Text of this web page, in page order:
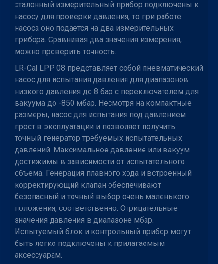
эталонный измерительный прибор подключены к
насосу для проверки давления, то при работе
насоса оно подается на два измерительных
прибора. Сравнивая два значения измерения,
можно проверить точность.
LR-Cal LPP 08 представляет собой пневматический
насос для испытания давления для диапазонов
низкого давления до 8 бар с переключателем для
вакуума до -850 мбар. Несмотря на компактные
размеры, насос для испытания под давлением
прост в эксплуатации и позволяет получить
точный генератор требуемых испытательных
давлений. Максимальное давление или вакуум
достижимы в зависимости от испытательного
объема. Генерация плавного хода и встроенный
корректирующий клапан обеспечивают
безопасный и точный выбор очень маленького
положения, соответственно. Отрицательные
значения давления в диапазоне мбар.
Испытуемый блок и контрольный прибор могут
быть легко подключены к прилагаемым
аксессуарам.